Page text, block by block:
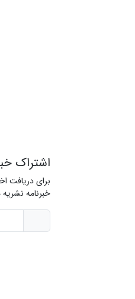
اشتراک
برای دریافت
خبرنامه